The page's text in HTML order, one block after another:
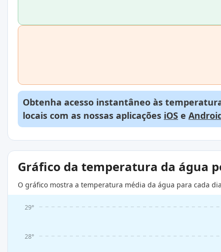
Obtenha acesso instantâneo às
locais com as nossas aplicações iOS e
Gráfico da temperatura da água
O gráfico mostra a temperatura média da água para cada
28°
29°